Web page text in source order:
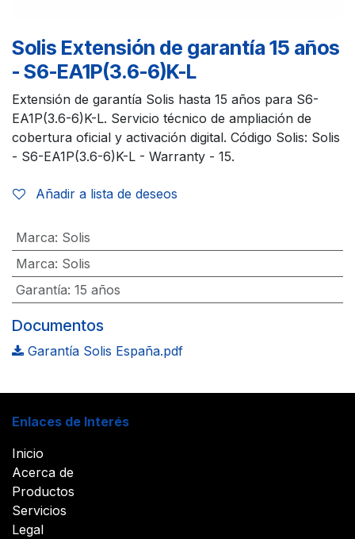
Solis Extensión de garantía 15 años
- S6-EA1P(3.6-6)K-L
Extensión de garantía Solis hasta 15 años para S6-
EA1P(3.6-6)K-L. Servicio técnico de ampliación de
cobertura oficial y activación digital. Código Solis: Solis
- S6-EA1P(3.6-6)K-L - Warranty - 15.
Añadir a lista de deseos
Marca: Solis
Marca: Solis
Garantía: 15 años
Documentos
Garantía Solis España.pdf
Enlaces de Interés
Inicio
Acerca de
Productos
Servicios
Legal